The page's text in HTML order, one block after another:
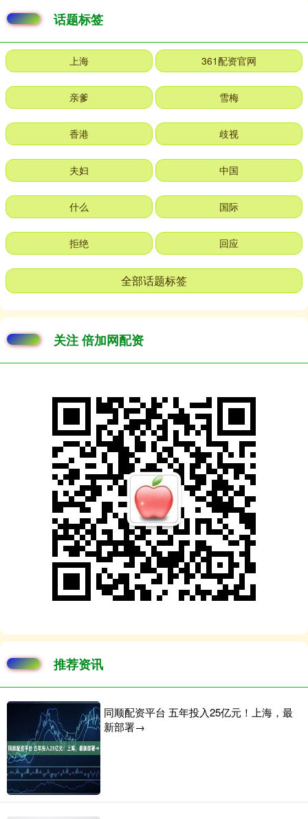
话题标签
上海 361配资官网
亲爹 雪梅
香港 歧视
夫妇 中国
什么 国际
拒绝 回应
全部话题标签
关注 倍加网配资
推荐资讯
同顺配资平台 五年投入25亿元！上海，最
新部署→